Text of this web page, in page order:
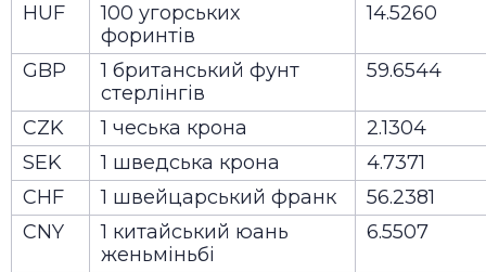
HUF
100 угорських
форинтів
14.5260
GBP
1 британський фунт
стерлінгів
59.6544
CZK 1 чеська крона
2.1304
SEK
1 шведська крона
4.7371
CHF
1 швейцарський франк
56.2381
CNY
1 китайський юань
женьміньбі
6.5507